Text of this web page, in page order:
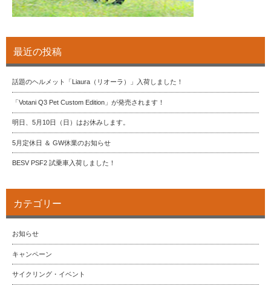
最近の投稿
話題のヘルメット「Liaura（リオーラ）」入荷しました！
「Votani Q3 Pet Custom Edition」が発売されます！
明日、5月10日（日）はお休みします。
5月定休日 ＆ GW休業のお知らせ
BESV PSF2 試乗車入荷しました！
カテゴリー
お知らせ
キャンペーン
サイクリング・イベント